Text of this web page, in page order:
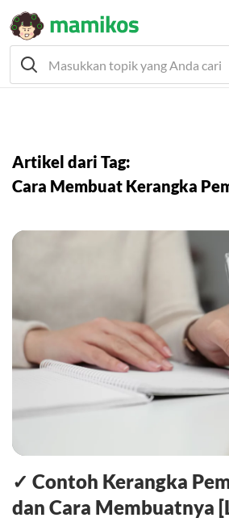
Artikel dari Tag:
Cara Membuat Kerangka
✓ Contoh Kerangka
dan Cara Membuatnya